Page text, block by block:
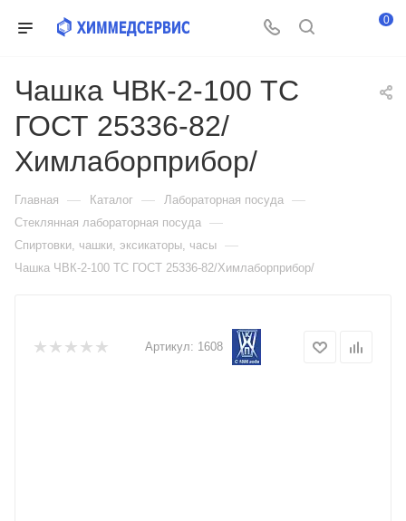
0
Чашка ЧВК-2-100 ТС
ГОСТ 25336-82/
Химлаборприбор/
Главная — Каталог — Лабораторная посуда —
Стеклянная лабораторная посуда —
Спиртовки, чашки, эксикаторы, часы —
Чашка ЧВК-2-100 ТС ГОСТ 25336-82/Химлаборприбор/
Артикул: 1608